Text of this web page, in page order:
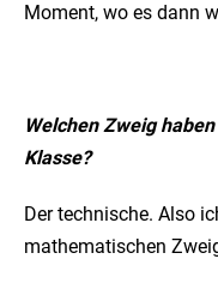
Moment, wo es dann
Welchen Zweig
Klasse?
Der technische. Also
mathematischen